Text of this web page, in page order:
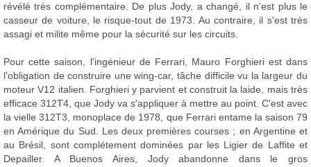
révélé très complémentaire. De plus Jody, a changé, il n'est plus le
casseur de voiture, le risque-tout de 1973. Au contraire, il s'est très
assagi et milite même pour la sécurité sur les circuits.
Pour cette saison, l'ingénieur de Ferrari, Mauro Forghieri est dans
l'obligation de construire une wing-car, tâche difficile vu la largeur du
moteur V12 italien. Forghieri y parvient et construit la laide, mais très
efficace 312T4, que Jody va s'appliquer à mettre au point. C'est avec
la vielle 312T3, monoplace de 1978, que Ferrari entame la saison 79
en Amérique du Sud. Les deux premières courses ; en Argentine et
au Brésil, sont complétement dominées par les Ligier de Laffite et
Depailler. A Buenos Aires, Jody abandonne dans le gros